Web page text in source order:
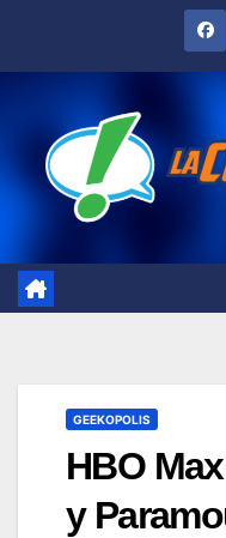
GEEKOPOLIS
HBO Max
y